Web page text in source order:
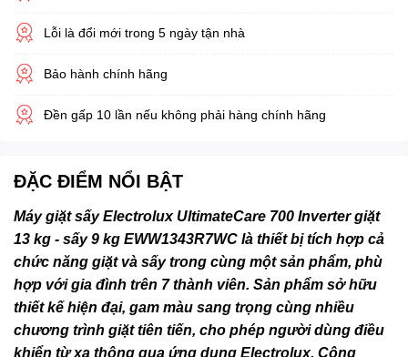
Lỗi là đổi mới trong 5 ngày tận nhà
Bảo hành chính hãng
Đền gấp 10 lần nếu không phải hàng chính hãng
ĐẶC ĐIỂM NỔI BẬT
Máy giặt sấy Electrolux UltimateCare 700 Inverter giặt
13 kg - sấy 9 kg EWW1343R7WC là thiết bị tích hợp cả
chức năng giặt và sấy trong cùng một sản phẩm, phù
hợp với gia đình trên 7 thành viên. Sản phẩm sở hữu
thiết kế hiện đại, gam màu sang trọng cùng nhiều
chương trình giặt tiên tiến, cho phép người dùng điều
khiển từ xa thông qua ứng dụng Electrolux. Công